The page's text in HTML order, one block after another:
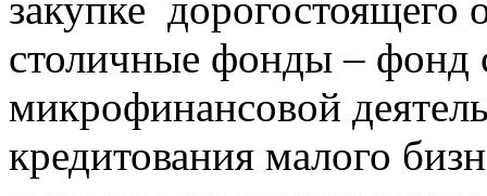
столичные фонды – фонд
микрофинансовой
кредитования малого